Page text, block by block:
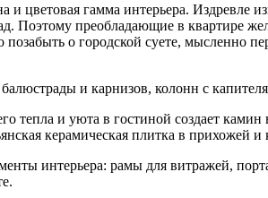
и цветовая гамма интерьера. Издревле
Поэтому преобладающие в квартире
о городской суете, мысленно
и карнизов, колонн с
тепла и уюта в гостиной создает
керамическая плитка в прихожей
интерьера: рамы для витражей,